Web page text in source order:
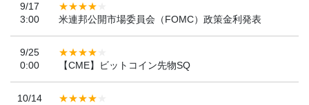
9/17
3:00
米連邦公開市場委員会（FOMC）政策金利発表
9/25
0:00
【CME】ビットコイン先物SQ
10/14